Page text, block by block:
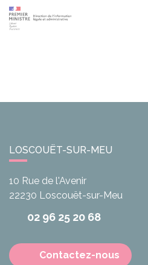
LOSCOUËT-SUR-MEU
10 Rue de l'Avenir
22230 Loscouët-sur-Meu
02 96 25 20 68
Contactez-nous